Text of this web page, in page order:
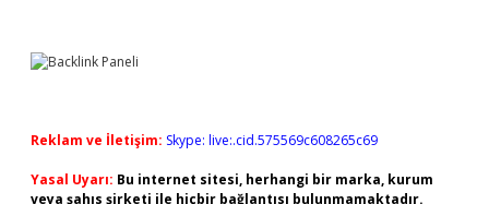
Reklam ve İletişim: Skype: live:.cid.575569c608265c69
Yasal Uyarı: Bu internet sitesi, herhangi bir marka, kurum
veya şahıs şirketi ile hiçbir bağlantısı bulunmamaktadır.